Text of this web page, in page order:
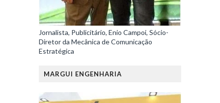
Jornalista, Publicitário, Enio Campoi, Sócio-
Diretor da Mecânica de Comunicação
Estratégica
MARGUI ENGENHARIA